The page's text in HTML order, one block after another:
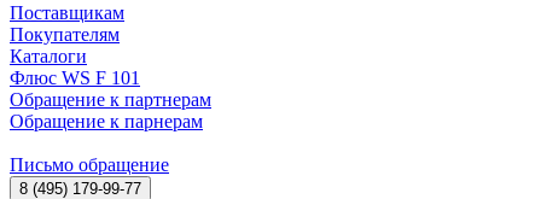
Поставщикам
Покупателям
Каталоги
Флюс WS F 101
Обращение к партнерам
Обращение к парнерам
Письмо обращение
8 (495) 179-99-77